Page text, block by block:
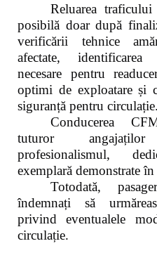
Reluarea
posibilă doar după
verificării tehnice
afectate, identificarea
necesare pentru
optimi de exploatare și
siguranță pentru circulație.
Conducerea
tuturor
profesionalismul,
exemplară demonstrate
Totodată,
îndemnați să
privind eventualele
circulație.